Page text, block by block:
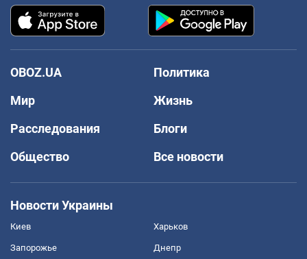
OBOZ.UA
Политика
Мир
Жизнь
Расследования
Блоги
Общество
Все новости
Новости Украины
Киев Харьков
Запорожье Днепр